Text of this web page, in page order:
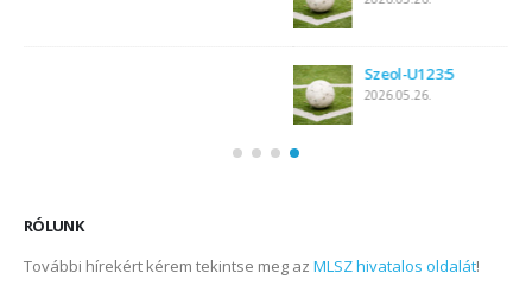
További hírekért kérem tekintse meg az